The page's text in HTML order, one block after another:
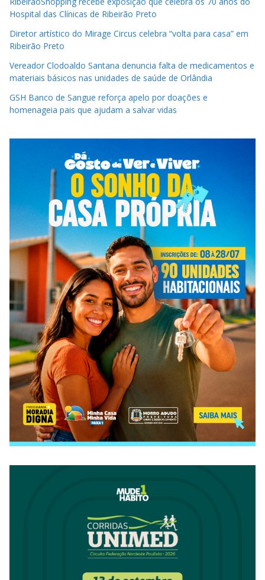
Hospital das Clínicas de Ribeirão Preto
Diretor artístico do Mirage Circus celebra “volta para casa” em
Ribeirão Preto
Vereador Clodoaldo Santana denuncia falta de medicamentos e
materiais básicos nas unidades de saúde de Orlândia
GSH Banco de Sangue reforça apelo por doações e
homenageia pais que ajudam a salvar vidas